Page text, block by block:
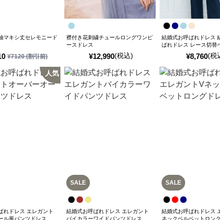
¥7120(割引前)
マキシ丈セレモニード
¥12,990(税込)
襟付き花刺繍チュールロングワンピ
ースドレス
¥8,760(税
結婚式お呼ばれドレス
ばれドレス レース切替
人気
れドレス エレガント
ル風パンツドレス
SALE
結婚式お呼ばれドレス エレガント
バイカラーワイドパンツドレス
SALE
結婚式お呼ばれドレス
ネックベルベットロン